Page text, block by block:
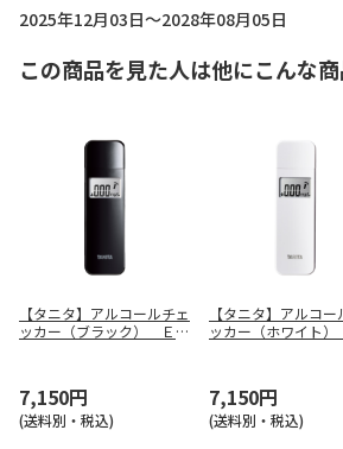
2025年12月03日～2028年08月05日
この商品を見た人は他にこんな
【タニタ】アルコールチェ
ッカー（ブラック） ＥＡ
7,150円
(送料別・税込)
【タニタ】アルコー
ッカー（ホワイト
7,150円
(送料別・税込)